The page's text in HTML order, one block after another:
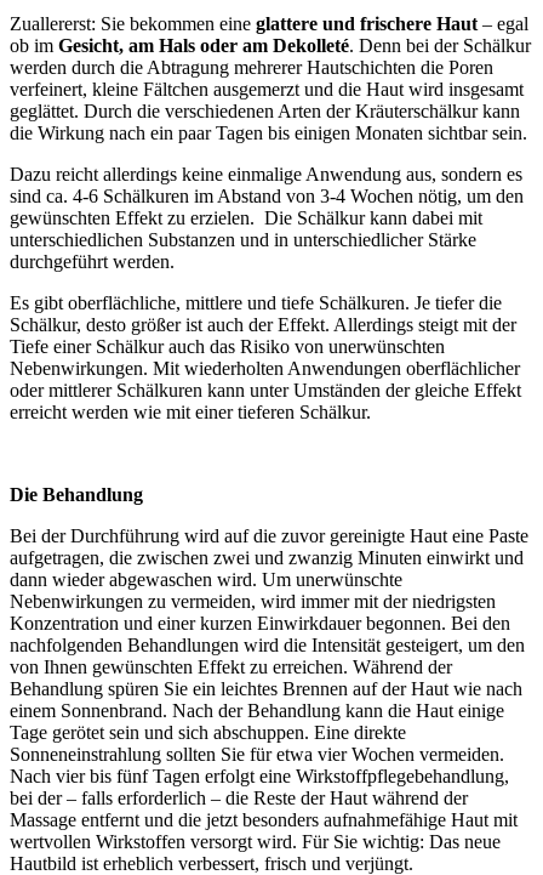
Zuallererst: Sie bekommen eine glattere und frischere Haut – egal
ob im Gesicht, am Hals oder am Dekolleté. Denn bei der Schälkur
werden durch die Abtragung mehrerer Hautschichten die Poren
verfeinert, kleine Fältchen ausgemerzt und die Haut wird insgesamt
geglättet. Durch die verschiedenen Arten der Kräuterschälkur kann
die Wirkung nach ein paar Tagen bis einigen Monaten sichtbar sein.
Dazu reicht allerdings keine einmalige Anwendung aus, sondern es
sind ca. 4-6 Schälkuren im Abstand von 3-4 Wochen nötig, um den
gewünschten Effekt zu erzielen. Die Schälkur kann dabei mit
unterschiedlichen Substanzen und in unterschiedlicher Stärke
durchgeführt werden.
Es gibt oberflächliche, mittlere und tiefe Schälkuren. Je tiefer die
Schälkur, desto größer ist auch der Effekt. Allerdings steigt mit der
Tiefe einer Schälkur auch das Risiko von unerwünschten
Nebenwirkungen. Mit wiederholten Anwendungen oberflächlicher
oder mittlerer Schälkuren kann unter Umständen der gleiche Effekt
erreicht werden wie mit einer tieferen Schälkur.
Die Behandlung
Bei der Durchführung wird auf die zuvor gereinigte Haut eine Paste
aufgetragen, die zwischen zwei und zwanzig Minuten einwirkt und
dann wieder abgewaschen wird. Um unerwünschte
Nebenwirkungen zu vermeiden, wird immer mit der niedrigsten
Konzentration und einer kurzen Einwirkdauer begonnen. Bei den
nachfolgenden Behandlungen wird die Intensität gesteigert, um den
von Ihnen gewünschten Effekt zu erreichen. Während der
Behandlung spüren Sie ein leichtes Brennen auf der Haut wie nach
einem Sonnenbrand. Nach der Behandlung kann die Haut einige
Tage gerötet sein und sich abschuppen. Eine direkte
Sonneneinstrahlung sollten Sie für etwa vier Wochen vermeiden.
Nach vier bis fünf Tagen erfolgt eine Wirkstoffpflegebehandlung,
bei der – falls erforderlich – die Reste der Haut während der
Massage entfernt und die jetzt besonders aufnahmefähige Haut mit
wertvollen Wirkstoffen versorgt wird. Für Sie wichtig: Das neue
Hautbild ist erheblich verbessert, frisch und verjüngt.